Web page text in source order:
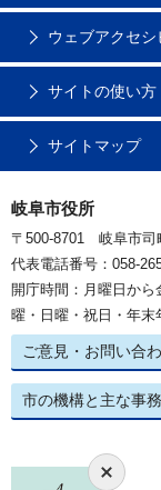
ウェブアクセ
サイトの使い方
サイトマップ
岐阜市役所
〒500-8701 岐阜市
代表電話番号：058-
開庁時間：月曜日か
曜・日曜・祝日・年末
ご意見・お問い合
市の機構と主な事務